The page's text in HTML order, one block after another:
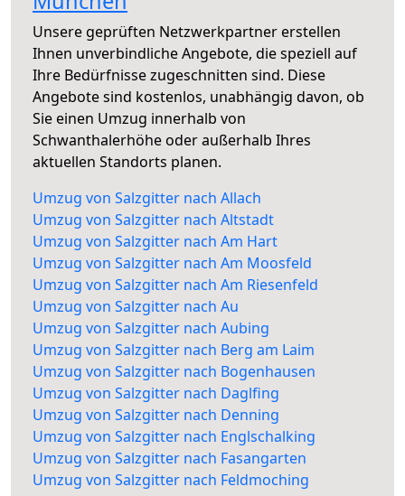
Unsere geprüften Netzwerkpartner erstellen
Ihnen unverbindliche Angebote, die speziell auf
Ihre Bedürfnisse zugeschnitten sind. Diese
Angebote sind kostenlos, unabhängig davon, ob
Sie einen Umzug innerhalb von
Schwanthalerhöhe oder außerhalb Ihres
aktuellen Standorts planen.
Umzug von Salzgitter nach Allach
Umzug von Salzgitter nach Altstadt
Umzug von Salzgitter nach Am Hart
Umzug von Salzgitter nach Am Moosfeld
Umzug von Salzgitter nach Am Riesenfeld
Umzug von Salzgitter nach Au
Umzug von Salzgitter nach Aubing
Umzug von Salzgitter nach Berg am Laim
Umzug von Salzgitter nach Bogenhausen
Umzug von Salzgitter nach Daglfing
Umzug von Salzgitter nach Denning
Umzug von Salzgitter nach Englschalking
Umzug von Salzgitter nach Fasangarten
Umzug von Salzgitter nach Feldmoching